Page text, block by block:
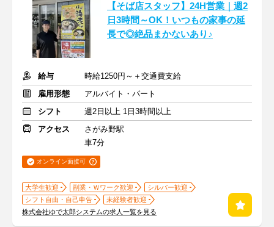
【そば店スタッフ】24H営業｜週2
日3時間～OK！いつもの家事の延
長で◎絶品まかないあり♪
給与
時給1250円～＋交通費支給
雇用形態
アルバイト・パート
シフト
週2日以上 1日3時間以上
アクセス
さがみ野駅
車7分
オンライン面接可
大学生歓迎 副業・Ｗワーク歓迎
シルバー歓迎
シフト自由・自己申告
未経験者歓迎
株式会社ゆで太郎システムの求人一覧を見る